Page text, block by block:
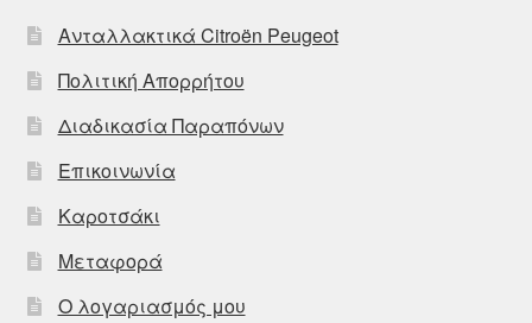
Ανταλλακτικά Citroën Peugeot
Πολιτική Απορρήτου
Διαδικασία Παραπόνων
Επικοινωνία
Καροτσάκι
Μεταφορά
Ο λογαριασμός μου